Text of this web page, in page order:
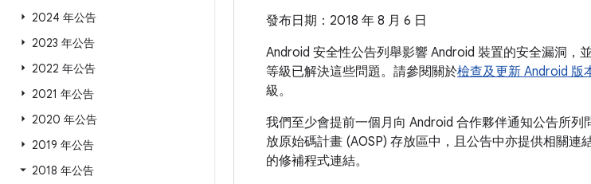
2024 年公告
2023 年公告
2022 年公告
2021 年公告
2020 年公告
2019 年公告
2018 年公告
發布日期：2018 年 8 月 6 日
Android 安全性公告列舉影響 Android 裝置的安全漏洞
等級已解決這些問題。請參閱關於檢查及更新 Android 版
級。
我們至少會提前一個月向 Android 合作夥伴通知公告所
放原始碼計畫 (AOSP) 存放區中，且公告中亦提供相關
的修補程式連結。